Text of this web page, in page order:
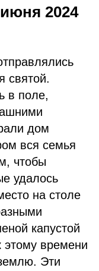
2024
святой.
в поле,
дом
вся семья
чтобы
удалось
на столе
капустой
этому времени
Эти